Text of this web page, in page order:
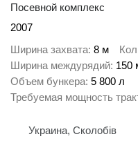
Посевной комплекс
2007
Ширина захвата 8 м
Ширина междурядий 150
Объем бункера 5 800 л
Требуемая мощность
Украина, Сколобів